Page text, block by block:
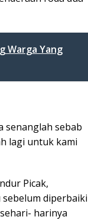
Warga Yang
senanglah sebab
lagi untuk kami
Picak,
diperbaiki
harinya